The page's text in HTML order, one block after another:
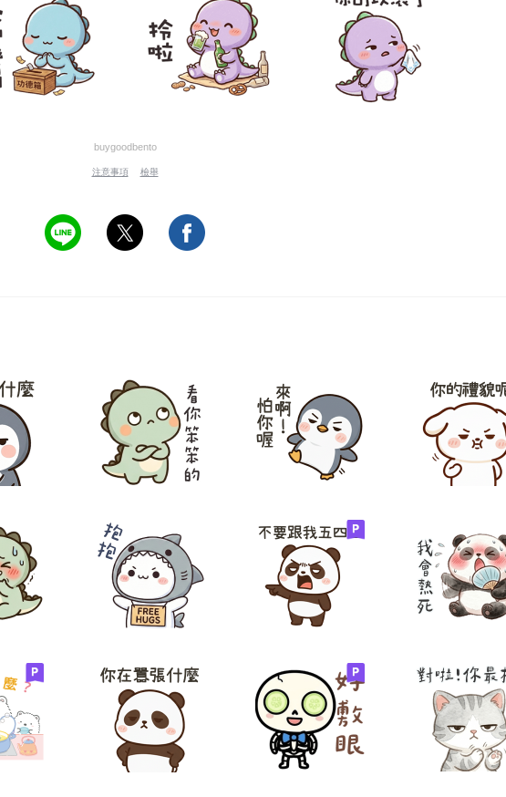
buygoodbento
注意事項 檢舉